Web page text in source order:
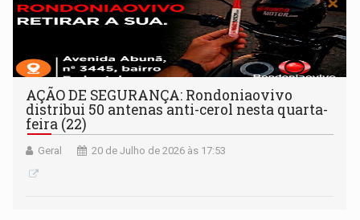
AÇÃO DE SEGURANÇA: Rondoniaovivo
distribui 50 antenas anti-cerol nesta quarta-
feira (22)
Geral 20 de Julho de 2026 às 17:53